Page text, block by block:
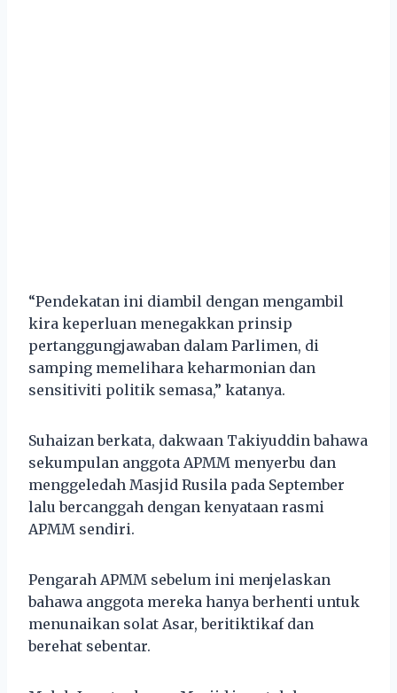
“Pendekatan ini diambil dengan mengambil
kira keperluan menegakkan prinsip
pertanggungjawaban dalam Parlimen, di
samping memelihara keharmonian dan
sensitiviti politik semasa,” katanya.
Suhaizan berkata, dakwaan Takiyuddin bahawa
sekumpulan anggota APMM menyerbu dan
menggeledah Masjid Rusila pada September
lalu bercanggah dengan kenyataan rasmi
APMM sendiri.
Pengarah APMM sebelum ini menjelaskan
bahawa anggota mereka hanya berhenti untuk
menunaikan solat Asar, beritiktikaf dan
berehat sebentar.